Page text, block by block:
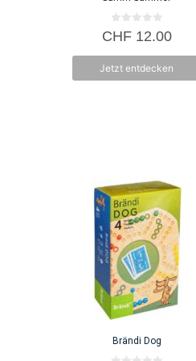
0
v
5
CHF12.00
Jetzt entdecken
Brändi Dog